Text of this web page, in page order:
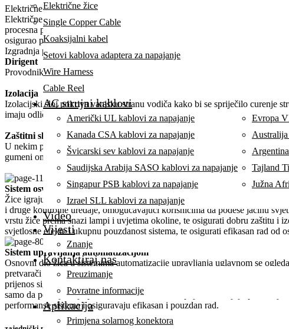
Električne žice
Single Copper Cable
Koaksijalni kabel
Setovi kablova adaptera za napajanje
Wire Harness
Cable Reel
AC strujni kablovi
Američki UL kablovi za napajanje Evropa
Kanada CSA kablovi za napajanje
Švicarski sev kablovi za napajanje
Saudijska Arabija SASO kablovi za napajanje
Tajland
Singapur PSB kablovi za napajanje
Južna
Izrael SLL kablovi za napajanje
Video
Vijesti
Znanje
Kontaktiraj nas
Preuzimanje
Povratne informacije
Aplikacija
Primjena solarnog konektora
Električne žice za industriju
Električne žice su neophodne u industrijskim okruženjima, koriste se za
procesna postrojenja. Industrijske žice moraju izdržati teške uvjete kao što
osigurao pouzdan rad.
Izgradnja proizvoda
Dirigent
Provodnik je jezgro žice, obično od bakra ili aluminija jer ova dva metala
Izolacija
Izolacijski sloj pokriva vanjsku stranu vodiča kako bi se spriječilo
imaju odlična izolaciona svojstva i izdržljivost.
Zaštitni sloj
U nekim primenama, žice takođe zahtevaju dodatne zaštitne slojeve kako
gumeni omotači, ovisno o okruženju korištenja i zahtjevima žica.
Sistem osvetljenja
Žice igraju vitalnu ulogu u sistemima rasvjete. Oni ne samo da su
i druge kontrolne uređaje, omogućavajući korisnicima da podese jačinu
vrstu žice prema snazi ​​lampi i uvjetima okoline, te osigurati dobru zaštitu i
svjetlosne efekte i ukupnu pouzdanost sistema, te osigurati efikasan rad
Sistem upravljanja automatizacijom
Osnovni dio žica u sistemima automatizacije upravljanja uglavnom se
pretvarači i HMI, osiguravajući efikasan prijenos snage i signala, čime se
prijenos signala zahtijeva oklopljene kablove kako bi se spriječile
samo da poboljšavaju pouzdanost sistema, već i pojednostavljuju proces
performanse sistema i osiguravaju efikasan i pouzdan rad.